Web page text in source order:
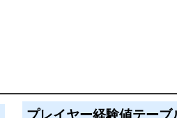
プレイヤー経験値テー